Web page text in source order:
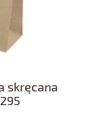
skręcana